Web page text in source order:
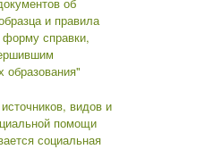
об
и правила
справки,
образования"
видов и
помощи
социальная